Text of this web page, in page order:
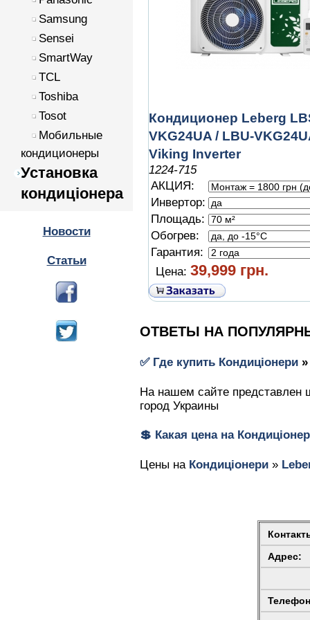
Samsung
Sensei
SmartWay
TCL
Toshiba
Tosot
Мобильные
кондиционеры
Установка
кондиціонера
Новости
Статьи
Кондиционер Leberg
VKG24UA / LBU-
Viking Inverter
1224-715
АКЦИЯ:
Инвертор:
Площадь:
Обогрев:
Гарантия:
Цена: 39,999 грн.
ОТВЕТЫ НА
✅ Где купить Кондиціонери
На нашем сайте представлен
город Украины
💲 Какая цена на
Цены на Кондиціонери »
Адрес: